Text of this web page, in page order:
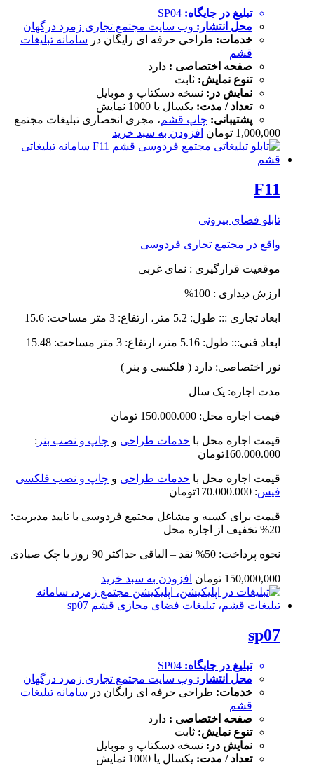
تبلیغ در جایگاه:
محل انتشار: وب سایت مجتمع تجاری زمرد درگهان
خدمات: طراحی حرفه ای رایگان در سامانه تبلیغات
قشم
صفحه اختصاصی : دارد
تنوع نمایش: ثابت
نمایش در: نسخه دسکتاپ و موبایل
تعداد / مدت: یکسال یا 1000 نمایش
پشتیبانی: چاپ قشم، مجری انحصاری تبلیغات مجتمع
1,000,000 تومان افزودن به سبد خرید
F11
تابلو فضای بیرونی
واقع در مجتمع تجاری فردوسی
موقعیت قرارگیری : نمای غربی
ارزش دیداری : 100%
ابعاد تجاری ::: طول: 5.2 متر، ارتفاع: 3 متر مساحت: 15.6
ابعاد فنی::: طول: 5.16 متر، ارتفاع: 3 متر مساحت: 15.48
نور اختصاصی: دارد ( فلکسی و بنر )
مدت اجاره: یک سال
قیمت اجاره محل: 150.000.000 تومان
قیمت اجاره محل با خدمات طراحی و چاپ و نصب بنر :
160.000.000تومان
قیمت اجاره محل با خدمات طراحی و چاپ و نصب فلکسی
فیس: 170.000.000تومان
قیمت برای کسبه و مشاغل مجتمع فردوسی با تایید مدیریت:
20% تخفیف از اجاره محل
نحوه پرداخت: 50% نقد – الباقی حداکثر 90 روز با چک صیادی
150,000,000 تومان افزودن به سبد خرید
sp07
تبلیغ در جایگاه:
محل انتشار: وب سایت مجتمع تجاری زمرد درگهان
خدمات: طراحی حرفه ای رایگان در سامانه تبلیغات
قشم
صفحه اختصاصی : دارد
تنوع نمایش: ثابت
نمایش در: نسخه دسکتاپ و موبایل
تعداد / مدت: یکسال یا 1000 نمایش